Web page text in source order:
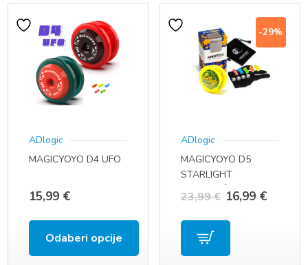
ADlogic
MAGICYOYO D4 UFO
15,99 €
Odaberi opcije
-29%
ADlogic
MAGICYOYO D5
STARLIGHT
(SVJETLEĆI)
23,99€ Izvorna
cijena
16,99 €